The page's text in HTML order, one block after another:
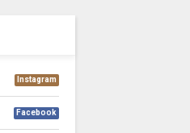
Instagram
Facebook